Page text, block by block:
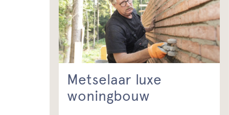
Metselaar luxe
woningbouw